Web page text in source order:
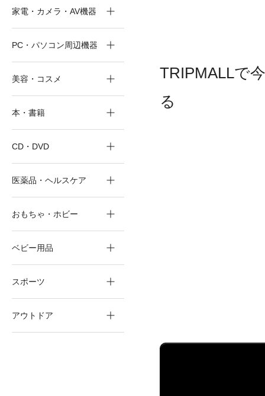
TRIPMALLで
る
家電・カメラ・AV機器
PC・パソコン周辺機器
美容・コスメ
本・書籍
CD・DVD
医薬品・ヘルスケア
おもちゃ・ホビー
ベビー用品
スポーツ
アウトドア